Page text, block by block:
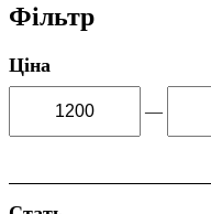
Фільтр
Ціна
—